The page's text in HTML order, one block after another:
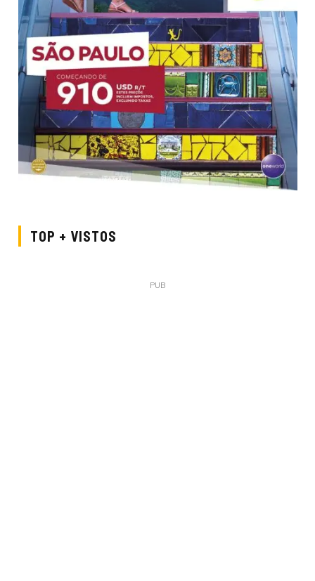
TOP + VISTOS
PUB